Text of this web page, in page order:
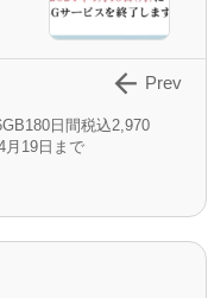
日間税込2,970
月19日まで
 Prev